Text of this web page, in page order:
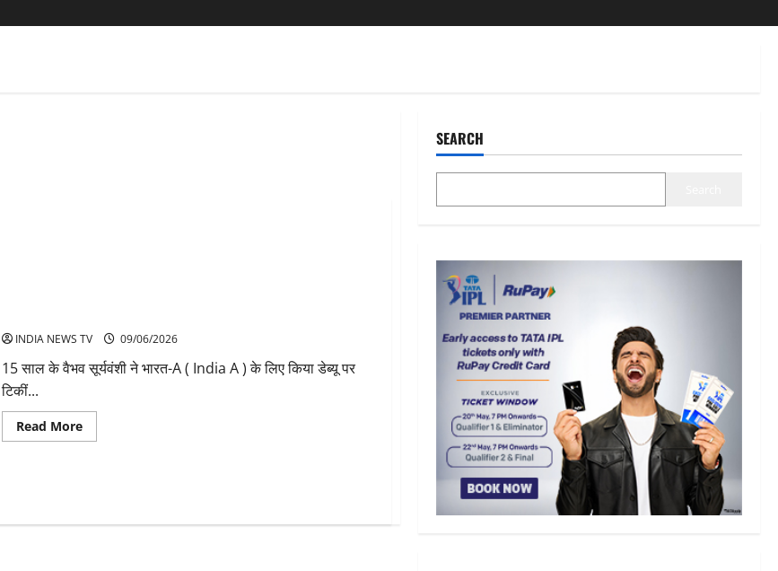
INDIA NEWS TV 09/06/2026
15 साल के वैभव सूर्यवंशी ने भारत-A ( India A ) के लिए किया डेब्यू पर
टिकीं...
Read MoreRead
more
के
SEARCH